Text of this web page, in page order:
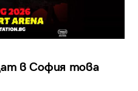
в София това